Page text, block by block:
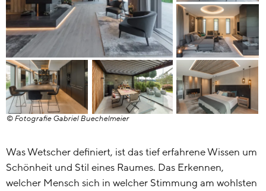
© Fotografie Gabriel Buechelmeier
Was Wetscher definiert, ist das tief erfahrene Wissen um
Schönheit und Stil eines Raumes. Das Erkennen,
welcher Mensch sich in welcher Stimmung am wohlsten